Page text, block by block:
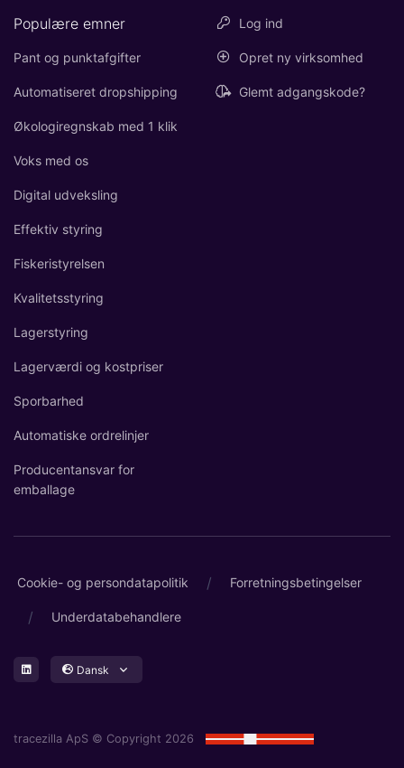
Populære emner
Pant og punktafgifter
Automatiseret dropshipping
Økologiregnskab med 1 klik
Voks med os
Digital udveksling
Effektiv styring
Fiskeristyrelsen
Kvalitetsstyring
Lagerstyring
Lagerværdi og kostpriser
Sporbarhed
Automatiske ordrelinjer
Producentansvar for
emballage
Log ind
Opret ny virksomhed
Glemt adgangskode?
Cookie- og persondatapolitik / Forretningsbetingelser
/ Underdatabehandlere
Dansk
tracezilla ApS © Copyright 2026